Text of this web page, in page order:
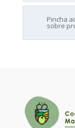
Pincha
sobre